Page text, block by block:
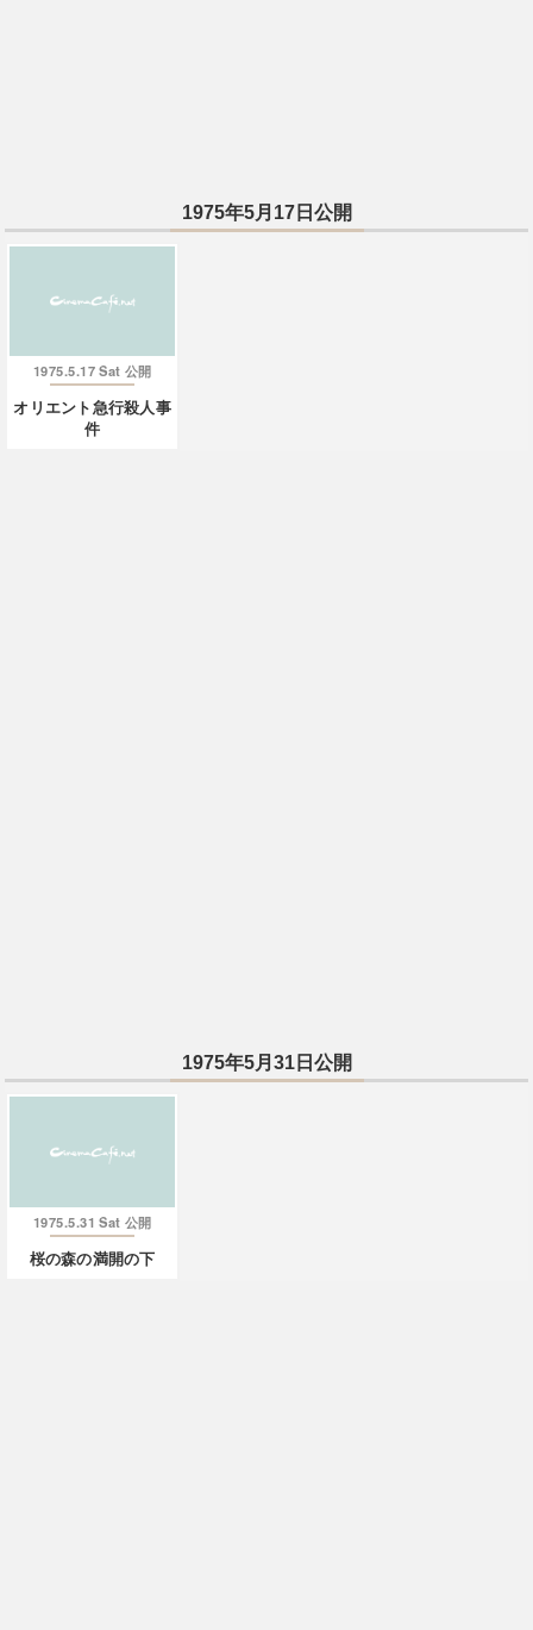
1975年5月17日公開
1975.5.17 Sat 公開
オリエント急行殺人事
件
1975年5月31日公開
1975.5.31 Sat 公開
桜の森の満開の下